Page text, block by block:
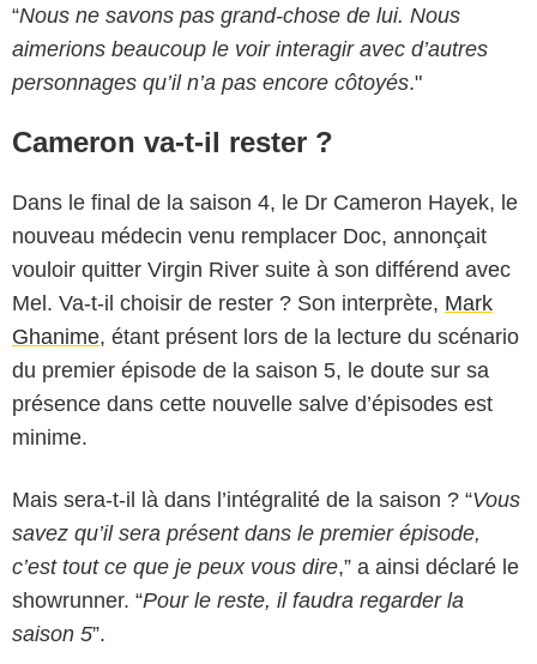
“Nous ne savons pas grand-chose de lui. Nous
aimerions beaucoup le voir interagir avec d’autres
personnages qu’il n’a pas encore côtoyés."
Cameron va-t-il rester ?
Dans le final de la saison 4, le Dr Cameron Hayek, le
nouveau médecin venu remplacer Doc, annonçait
vouloir quitter Virgin River suite à son différend avec
Mel. Va-t-il choisir de rester ? Son interprète, Mark
Ghanime, étant présent lors de la lecture du scénario
du premier épisode de la saison 5, le doute sur sa
présence dans cette nouvelle salve d’épisodes est
minime.
Mais sera-t-il là dans l’intégralité de la saison ? “Vous
savez qu’il sera présent dans le premier épisode,
c’est tout ce que je peux vous dire,” a ainsi déclaré le
showrunner. “Pour le reste, il faudra regarder la
saison 5”.